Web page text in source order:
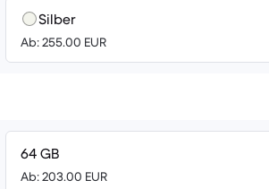
Silber
Ab: 255.00 EUR
64 GB
Ab: 203.00 EUR